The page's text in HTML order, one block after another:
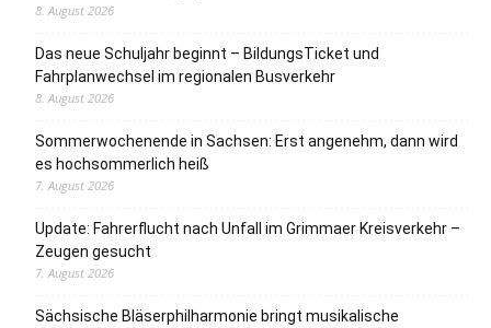
8. August 2026
Das neue Schuljahr beginnt – BildungsTicket und
Fahrplanwechsel im regionalen Busverkehr
8. August 2026
Sommerwochenende in Sachsen: Erst angenehm, dann wird
es hochsommerlich heiß
7. August 2026
Update: Fahrerflucht nach Unfall im Grimmaer Kreisverkehr –
Zeugen gesucht
7. August 2026
Sächsische Bläserphilharmonie bringt musikalische